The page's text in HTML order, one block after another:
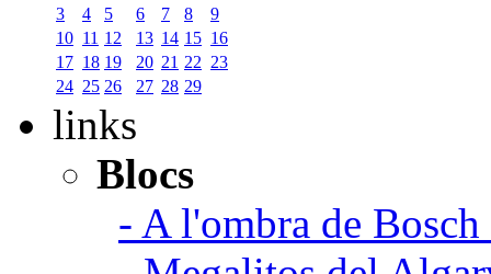
3
4 5 6 7 8
9
10 11 12 13 14 15 16
17 18 19 20 21 22 23
24 25 26 27 28 29
links
Blocs
- A l'ombra de